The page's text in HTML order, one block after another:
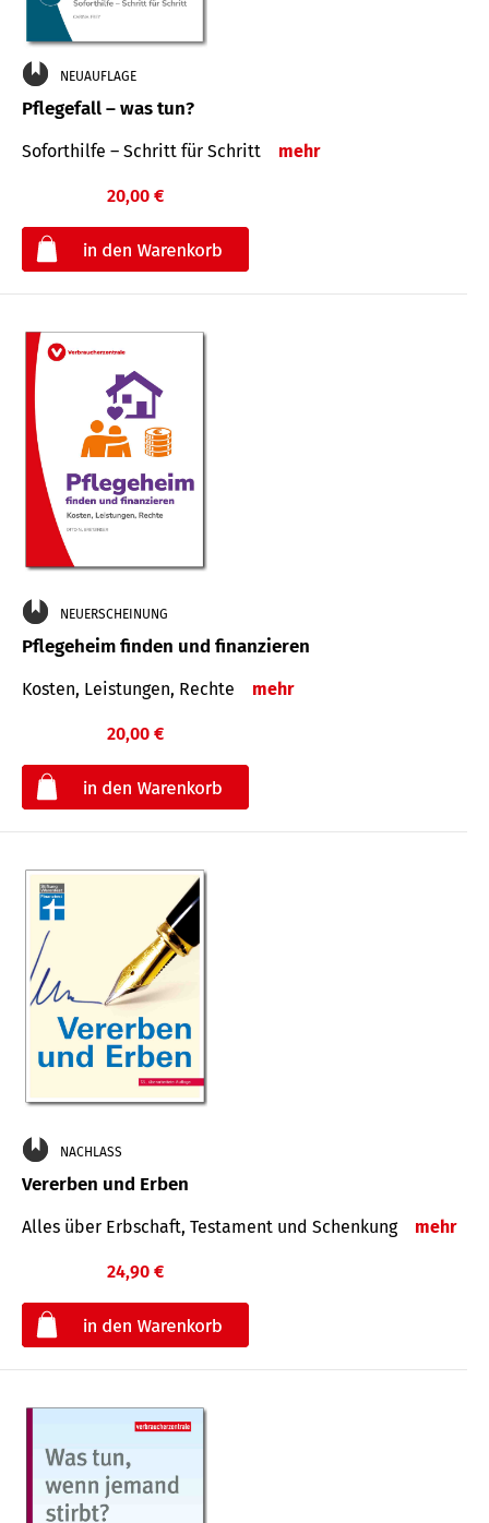
NEUAUFLAGE
Pflegefall – was tun?
Soforthilfe – Schritt für Schritt mehr
20,00 €
NEUERSCHEINUNG
Pflegeheim finden und finanzieren
Kosten, Leistungen, Rechte mehr
20,00 €
NACHLASS
Vererben und Erben
Alles über Erbschaft, Testament und Schenkung mehr
24,90 €